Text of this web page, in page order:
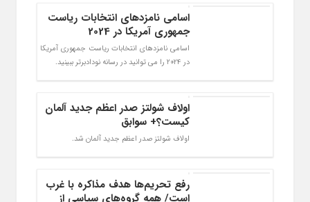
اسامی نامزدهای انتخابات ریاست
جمهوری آمریکا در 2024
اسامی نامزدهای انتخابات ریاست جمهوری آمریکا
در 2024 را می توانید در رسانه نودادبرتر ببینید.
اولاف شولتز صدر اعظم جدید آلمان
کیست؟+ سوابق
اولاف شولتز صدر اعظم جدید آلمان شد.
رفع تحریم‌‌ها هدف مذاکره با غرب
است/ همه گروه‌های سیاسی از